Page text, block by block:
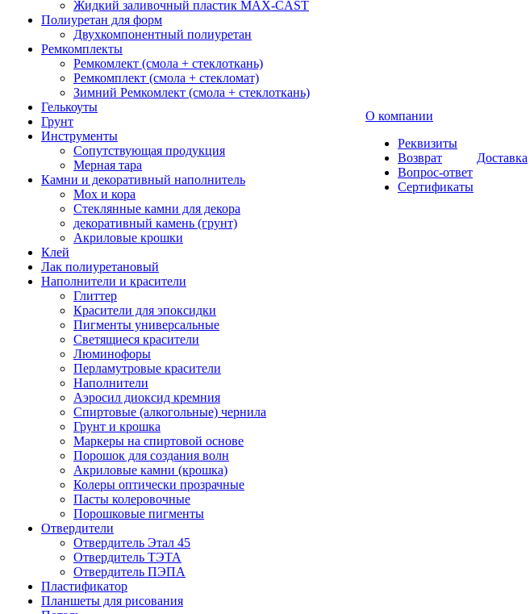
Жидкий заливочный пластик MAX-CAST
Полиуретан для форм
Двухкомпонентный полиуретан
Ремкомплекты
Ремкомлект (смола + стеклоткань)
Ремкомплект (смола + стекломат)
Зимний Ремкомлект (смола + стеклоткань)
Гелькоуты
Грунт
Инструменты
Сопутствующая продукция
Мерная тара
Камни и декоративный наполнитель
Мох и кора
Стеклянные камни для декора
декоративный камень (грунт)
Акриловые крошки
Клей
Лак полиуретановый
Наполнители и красители
Глиттер
Красители для эпоксидки
Пигменты универсальные
Светящиеся красители
Люминофоры
Перламутровые красители
Наполнители
Аэросил диоксид кремния
Спиртовые (алкогольные) чернила
Грунт и крошка
Маркеры на спиртовой основе
Порошок для создания волн
Акриловые камни (крошка)
Колеры оптически прозрачные
Пасты колеровочные
Порошковые пигменты
Отвердители
Отвердитель Этал 45
Отвердитель ТЭТА
Отвердитель ПЭПА
Пластификатор
Планшеты для рисования
О компании
Реквизиты
Возврат
Вопрос-ответ
Сертификаты
Доставка